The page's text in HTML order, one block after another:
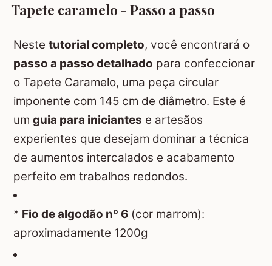
Tapete caramelo - Passo a passo
Neste tutorial completo, você encontrará o
passo a passo detalhado para confeccionar
o Tapete Caramelo, uma peça circular
imponente com 145 cm de diâmetro. Este é
um guia para iniciantes e artesãos
experientes que desejam dominar a técnica
de aumentos intercalados e acabamento
perfeito em trabalhos redondos.
* Fio de algodão nº 6 (cor marrom):
aproximadamente 1200g